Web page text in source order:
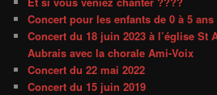
Concert pour les enfants de 0 à 5 ans
Concert du 18 juin 2023 à l’église St
Aubrais avec la chorale Ami-Voix
Concert du 22 mai 2022
Concert du 15 juin 2019